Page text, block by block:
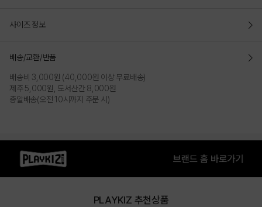
사이즈 정보
배송/교환/반품
배송비 3,000원 (40,000원 이상 무료배송)
제주 5,000원, 도서산간 8,000원
총알배송(오전 10시까지 주문 시)
PLAYKIZ 추천상품